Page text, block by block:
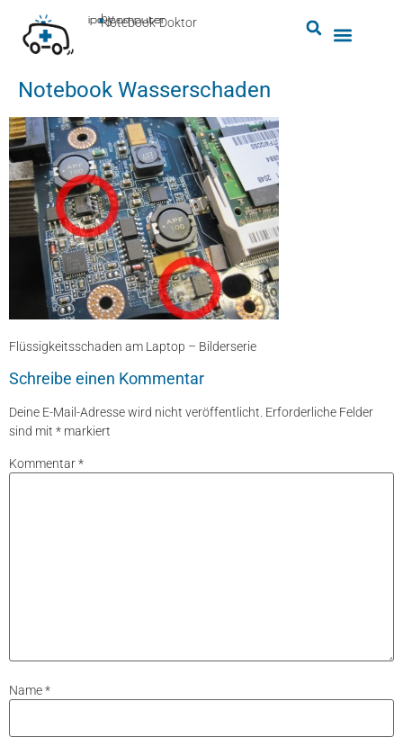
Notebook-Doktor
by
■
ipc-computer
Notebook Wasserschaden
Flüssigkeitsschaden am Laptop – Bilderserie
Schreibe einen Kommentar
Deine E-Mail-Adresse wird nicht veröffentlicht. Erforderliche Felder
sind mit * markiert
Kommentar*
Name*